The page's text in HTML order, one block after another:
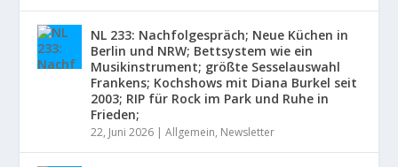
NL 233: Nachfolgespräch; Neue Küchen in
Berlin und NRW; Bettsystem wie ein
Musikinstrument; größte Sesselauswahl
Frankens; Kochshows mit Diana Burkel seit
2003; RIP für Rock im Park und Ruhe in
Frieden;
22, Juni 2026 |Allgemein, Newsletter